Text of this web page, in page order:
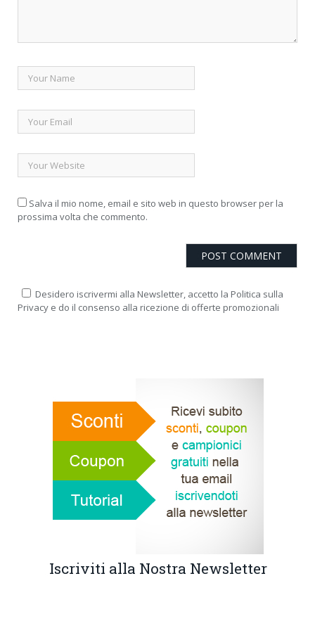
Salva il mio nome, email e sito web in questo browser per la
prossima volta che commento.
Desidero iscrivermi alla Newsletter, accetto la Politica sulla
Privacy e do il consenso alla ricezione di offerte promozionali
Iscriviti alla Nostra Newsletter